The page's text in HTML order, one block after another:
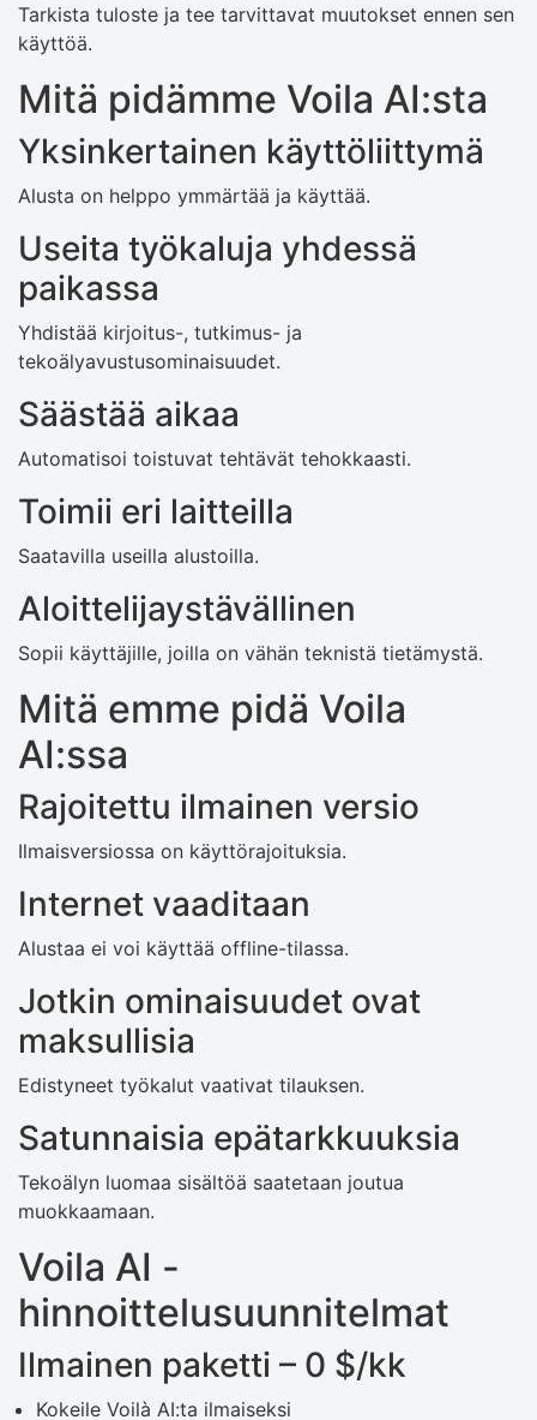
Tarkista tuloste ja tee tarvittavat muutokset ennen sen
käyttöä.
Mitä pidämme Voila AI:sta
Yksinkertainen käyttöliittymä
Alusta on helppo ymmärtää ja käyttää.
Useita työkaluja yhdessä
paikassa
Yhdistää kirjoitus-, tutkimus- ja
tekoälyavustusominaisuudet.
Säästää aikaa
Automatisoi toistuvat tehtävät tehokkaasti.
Toimii eri laitteilla
Saatavilla useilla alustoilla.
Aloittelijaystävällinen
Sopii käyttäjille, joilla on vähän teknistä tietämystä.
Mitä emme pidä Voila
AI:ssa
Rajoitettu ilmainen versio
Ilmaisversiossa on käyttörajoituksia.
Internet vaaditaan
Alustaa ei voi käyttää offline-tilassa.
Jotkin ominaisuudet ovat
maksullisia
Edistyneet työkalut vaativat tilauksen.
Satunnaisia ​​epätarkkuuksia
Tekoälyn luomaa sisältöä saatetaan joutua
muokkaamaan.
Voila AI -
hinnoittelusuunnitelmat
Ilmainen paketti – 0 $/kk
Kokeile Voilà AI:ta ilmaiseksi